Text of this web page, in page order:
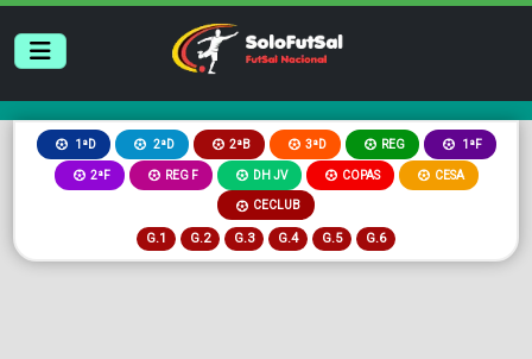
1ªD 2ªD 2ªB 3ªD REG 1ªF
2ªF REG F DH JV COPAS CESA
CECLUB
G.1 G.2 G.3 G.4 G.5 G.6